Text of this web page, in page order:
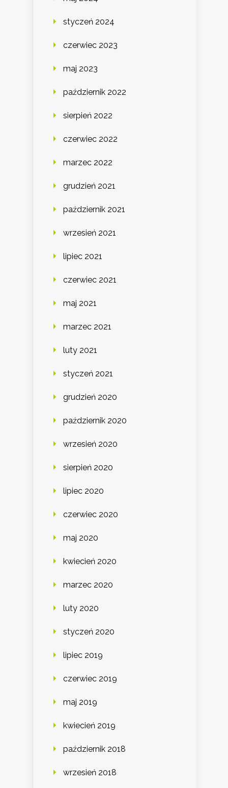
styczeń 2024
czerwiec 2023
maj 2023
październik 2022
sierpień 2022
czerwiec 2022
marzec 2022
grudzień 2021
październik 2021
wrzesień 2021
lipiec 2021
czerwiec 2021
maj 2021
marzec 2021
luty 2021
styczeń 2021
grudzień 2020
październik 2020
wrzesień 2020
sierpień 2020
lipiec 2020
czerwiec 2020
maj 2020
kwiecień 2020
marzec 2020
luty 2020
styczeń 2020
lipiec 2019
czerwiec 2019
maj 2019
kwiecień 2019
październik 2018
wrzesień 2018